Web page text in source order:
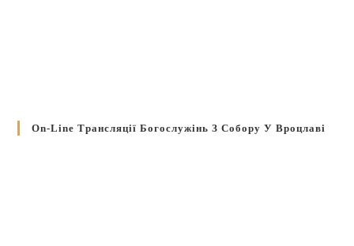
On-Line Трансляції Богослужінь З Собору У Вроцлаві